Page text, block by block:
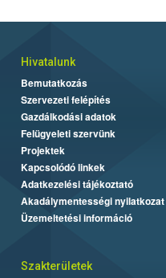
Hivatalunk
Bemutatkozás
Szervezeti felépítés
Gazdálkodási adatok
Felügyeleti szervünk
Projektek
Kapcsolódó linkek
Adatkezelési tájékoztató
Akadálymentességi nyilatkozat
Üzemeltetési információ
Szakterületek